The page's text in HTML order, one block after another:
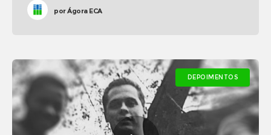
porÁgora ECA
DEPOIMENTOS